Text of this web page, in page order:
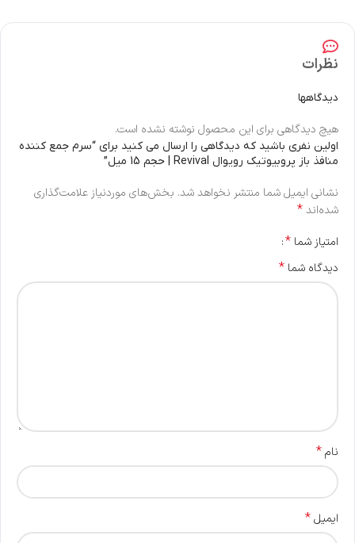
نظرات
دیدگاهها
هیچ دیدگاهی برای این محصول نوشته نشده است.
اولین نفری باشید که دیدگاهی را ارسال می کنید برای “سرم جمع کننده
منافذ باز پروبیوتیک رویوال Revival | حجم 15 میل”
نشانی ایمیل شما منتشر نخواهد شد. بخش‌های موردنیاز علامت‌گذاری
شده‌اند*
امتیاز شما *
دیدگاه شما *
نام*
ایمیل*